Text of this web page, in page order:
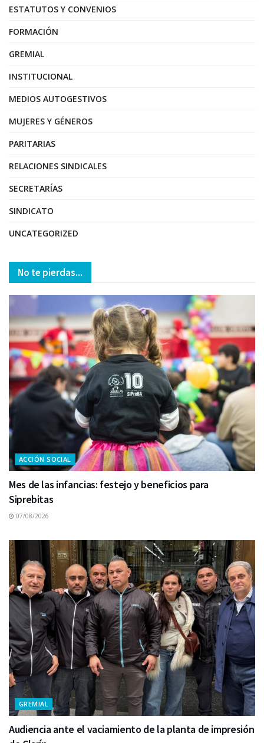
ESTATUTOS Y CONVENIOS
FORMACIÓN
GREMIAL
INSTITUCIONAL
MEDIOS AUTOGESTIVOS
MUJERES Y GÉNEROS
PARITARIAS
RELACIONES SINDICALES
SECRETARÍAS
SINDICATO
UNCATEGORIZED
No te pierdas...
ACCIÓN SOCIAL
Mes de las infancias: festejo y beneficios para
Siprebitas
07/08/2026
GREMIAL
Audiencia ante el vaciamiento de la planta de impresión